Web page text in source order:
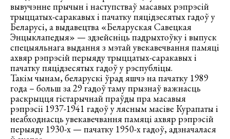
вывучэнне прычын і наступстваў масавых рэпрэсій
трыццатых-саракавых і пачатку пяцідзесятых гадоў у
Беларусі, а выдавецтва «Беларуская Савецкая
Энцыклапедыя» — здзейсніць падрыхтоўку і выпуск
спецыяльнага выдання з мэтай увекавечвання памяці
ахвяр рэпрэсій перыяду трыццатых-саракавых і
пачатку пяцідзесятых гадоў у рэспубліцы.
Такім чынам, беларускі ўрад яшчэ на пачатку 1989
года – больш за 29 гадоў таму прызнаў важнасць
раскрыцця гістарычнай праўды пра масавыя
рэпрэсіі 1937-1941 гадоў у лясным масіве Курапаты і
неабходнасць увекавечвання памяці ахвяр рэпрэсій
перыяду 1930-х — пачатку 1950-х гадоў, адзначалася